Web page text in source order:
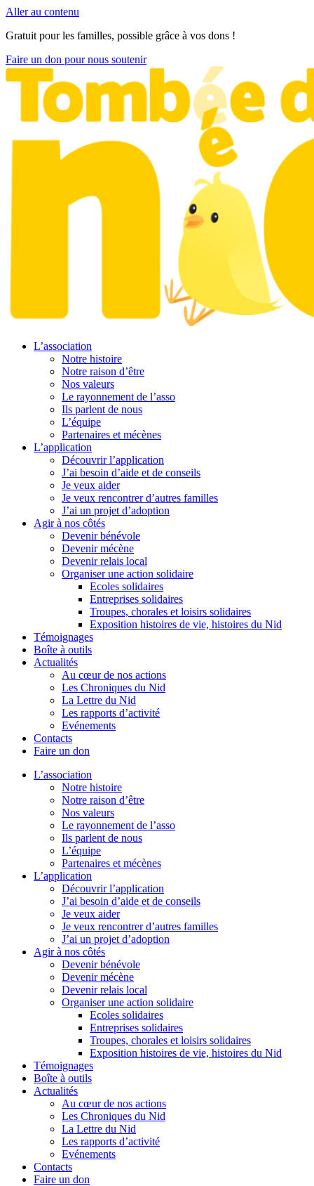
Aller au contenu
Gratuit pour les familles, possible grâce à vos dons !
Faire un don pour nous soutenir
L’association
Notre histoire
Notre raison d’être
Nos valeurs
Le rayonnement de l’asso
Ils parlent de nous
L’équipe
Partenaires et mécènes
L’application
Découvrir l’application
J’ai besoin d’aide et de conseils
Je veux aider
Je veux rencontrer d’autres familles
J’ai un projet d’adoption
Agir à nos côtés
Devenir bénévole
Devenir mécène
Devenir relais local
Organiser une action solidaire
Ecoles solidaires
Entreprises solidaires
Troupes, chorales et loisirs solidaires
Exposition histoires de vie, histoires du Nid
Témoignages
Boîte à outils
Actualités
Au cœur de nos actions
Les Chroniques du Nid
La Lettre du Nid
Les rapports d’activité
Evénements
Contacts
Faire un don
L’association
Notre histoire
Notre raison d’être
Nos valeurs
Le rayonnement de l’asso
Ils parlent de nous
L’équipe
Partenaires et mécènes
L’application
Découvrir l’application
J’ai besoin d’aide et de conseils
Je veux aider
Je veux rencontrer d’autres familles
J’ai un projet d’adoption
Agir à nos côtés
Devenir bénévole
Devenir mécène
Devenir relais local
Organiser une action solidaire
Ecoles solidaires
Entreprises solidaires
Troupes, chorales et loisirs solidaires
Exposition histoires de vie, histoires du Nid
Témoignages
Boîte à outils
Actualités
Au cœur de nos actions
Les Chroniques du Nid
La Lettre du Nid
Les rapports d’activité
Evénements
Contacts
Faire un don